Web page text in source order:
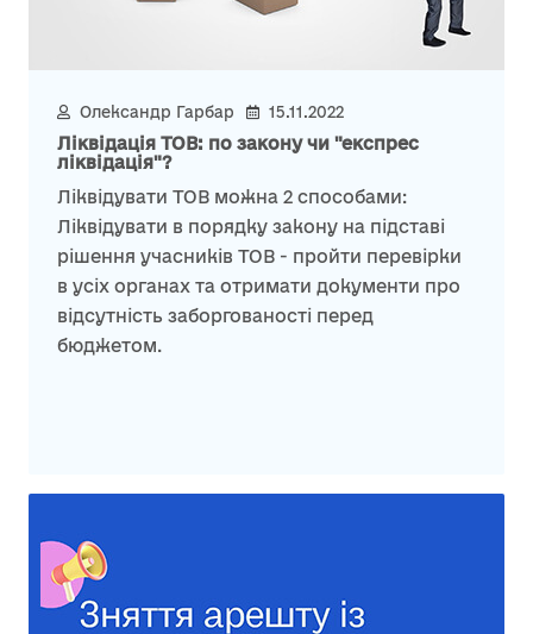
Олександр Гарбар 15.11.2022
Ліквідація ТОВ: по закону чи "експрес
ліквідація"?
Ліквідувати ТОВ можна 2 способами:
Ліквідувати в порядку закону на підставі
рішення учасників ТОВ - пройти перевірки
в усіх органах та отримати документи про
відсутність заборгованості перед
бюджетом.